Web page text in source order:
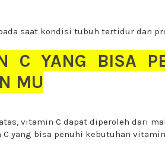
saat kondisi tubuh tertidur dan
C YANG BISA
MU
vitamin C dapat diperoleh dari
yang bisa penuhi kebutuhan vitamin